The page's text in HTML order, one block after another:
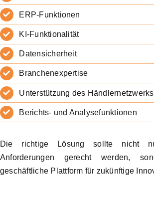
ERP-Funktionen
KI-Funktionalität
Datensicherheit
Branchenexpertise
Unterstützung des Händlernetzwerks
Berichts- und Analysefunktionen
Die richtige Lösung sollte nicht
Anforderungen gerecht werden,
geschäftliche Plattform für zukünftige